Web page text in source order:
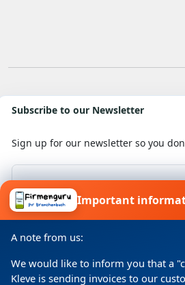
Subscribe to our Newsletter
Sign up for our newsletter so you
I consent to my details being
purpose in accordance with the
declaration
Important
A note from us:
We would like to inform you that a
Kleve is sending invoices to our